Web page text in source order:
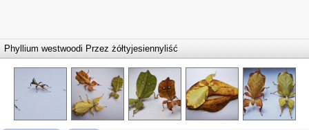
Phyllium westwoodi Przez żółtyjesiennyliść